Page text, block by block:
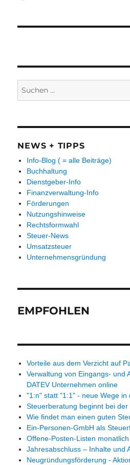
nach:
NEWS + TIPPS
Info-Blog ( = alle Beiträge)
Buchhaltung
Dienstgeber-Info
Finanzverwaltung-Info
Förderungen
Nutzungshinweise
Rechtsformwahl
Steuer-News
Umsatzsteuer
Unternehmensgründung
EMPFOHLEN
Vorteile aus dem Verzicht auf
Verwaltung von Eingangs- und
DATEV Unternehmen online
"1:n" statt "1:1" - neue Wege in
Steuerberatung beginnt bei der
Wie findet man einen guten
Ein-Personen-GmbH als
Offene-Posten-Listen
Jahresabschluss – Inhalte und
Neugründungsförderung -